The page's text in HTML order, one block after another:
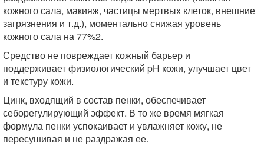
кожного сала, макияж, частицы мертвых клеток, внешние
загрязнения и т.д.), моментально снижая уровень
кожного сала на 77%2.
Средство не повреждает кожный барьер и
поддерживает физиологический pH кожи, улучшает цвет
и текстуру кожи.
Цинк, входящий в состав пенки, обеспечивает
себорегулирующий эффект. В то же время мягкая
формула пенки успокаивает и увлажняет кожу, не
пересушивая и не раздражая ее.